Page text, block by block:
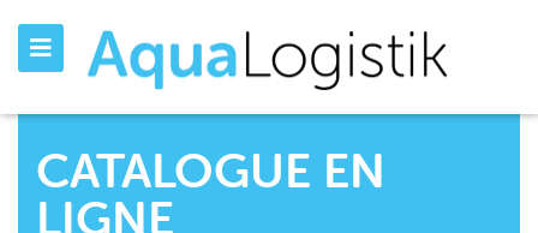
CATALOGUE EN
LIGNE